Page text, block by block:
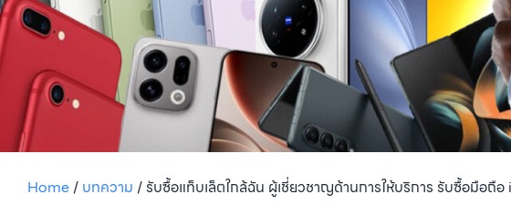
Home/ บทความ /รับซื้อแท็บเล็ตใกล้ฉัน ผู้เชี่ยวชาญด้านการให้บริการ รับซื้อมือถื